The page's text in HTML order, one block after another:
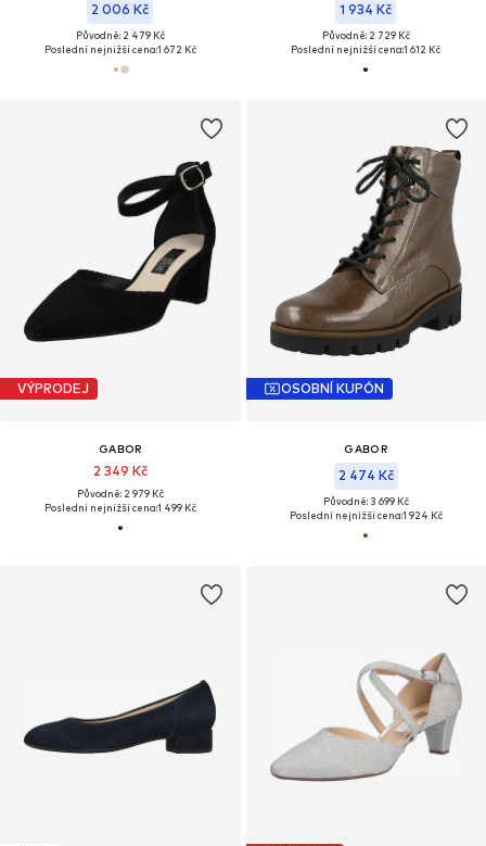
2 006 Kč
Původně: 2 479 Kč
Poslední nejnižší cena:1 672 Kč
1 934 Kč
Původně: 2 729 Kč
Poslední nejnižší cena:1 612 Kč
VÝPRODEJ
GABOR
2 349 Kč
Původně: 2 979 Kč
Poslední nejnižší cena:1 499 Kč
OSOBNÍ KUPÓN
GABOR
2 474 Kč
Původně: 3 699 Kč
Poslední nejnižší cena:1 924 Kč